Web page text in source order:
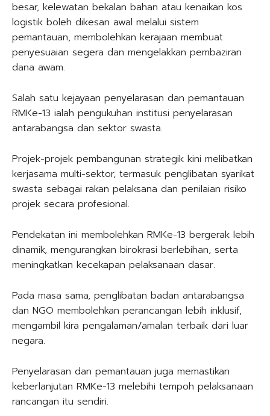
besar, kelewatan bekalan bahan atau kenaikan kos
logistik boleh dikesan awal melalui sistem
pemantauan, membolehkan kerajaan membuat
penyesuaian segera dan mengelakkan pembaziran
dana awam.
Salah satu kejayaan penyelarasan dan pemantauan
RMKe-13 ialah pengukuhan institusi penyelarasan
antarabangsa dan sektor swasta.
Projek-projek pembangunan strategik kini melibatkan
kerjasama multi-sektor, termasuk penglibatan syarikat
swasta sebagai rakan pelaksana dan penilaian risiko
projek secara profesional.
Pendekatan ini membolehkan RMKe-13 bergerak lebih
dinamik, mengurangkan birokrasi berlebihan, serta
meningkatkan kecekapan pelaksanaan dasar.
Pada masa sama, penglibatan badan antarabangsa
dan NGO membolehkan perancangan lebih inklusif,
mengambil kira pengalaman/amalan terbaik dari luar
negara.
Penyelarasan dan pemantauan juga memastikan
keberlanjutan RMKe-13 melebihi tempoh pelaksanaan
rancangan itu sendiri.